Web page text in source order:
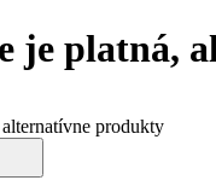
je platná,
produkty